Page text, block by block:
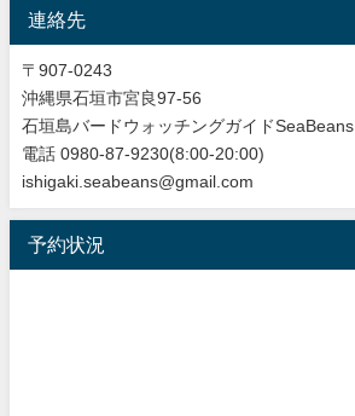
連絡先
〒907-0243
沖縄県石垣市宮良97-56
石垣島バードウォッチングガイドSeaBeans
電話 0980-87-9230(8:00-20:00)
ishigaki.seabeans@gmail.com
予約状況